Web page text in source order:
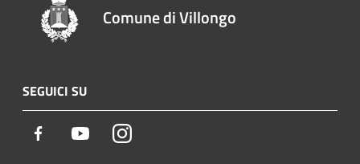
Comune di Villongo
SEGUICI SU
Facebook YoutubeInstagram